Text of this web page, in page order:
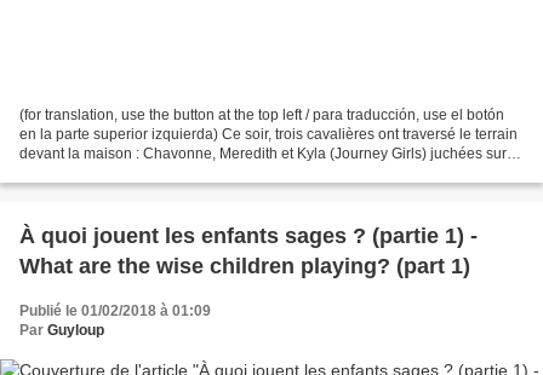
(for translation, use the button at the top left / para traducción, use el botón
en la parte superior izquierda) Ce soir, trois cavalières ont traversé le terrain
devant la maison : Chavonne, Meredith et Kyla (Journey Girls) juchées sur
À quoi jouent les enfants sages ? (partie 1) -
What are the wise children playing? (part 1)
Publié le 01/02/2018 à 01:09
Par Guyloup